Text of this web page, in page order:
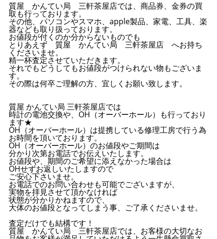
質屋 かんてい局 三軒茶屋店では、商品券、金券の買
取も行っております。
その他、パソコンやスマホ、apple製品、家電、工具、楽
器なども取り扱っております。
お値段が付くのか分からないものでも
とりあえず 質屋 かんてい局 三軒茶屋店 へお持ち
くださいませ。
精一杯査定させていただきます。
それでもどうしてもお値段がつけられない物もございま
す。
その際は何卒ご理解の方、宜しくお願い致します。
質屋 かんてい局 三軒茶屋店では
時計の電池交換や、OH（オーバーホール）も行っており
ます★
OH（オーバーホール）は提携している修理工房で行う為
お時間を頂いております。
OH（オーバーホール）のお値段やご期間は
分かり次第お電話でお伝えいたします。
お値段や、期間のご希望に添えなかった場合は
OHせずお返しいたしますので
ご安心下さいませ。
お電話でのお問い合わせも可能でございますが、
実物を拝見させて頂かなければ
状態が分かりかねますので、
大体のお値段となってしまう事、ご了承くださいませ。
査定だけでも結構です！
質屋 かんてい局 三軒茶屋店では、お客様の大切なお